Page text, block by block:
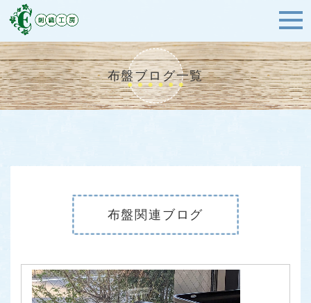
布盤ブログ一覧
布盤関連ブログ